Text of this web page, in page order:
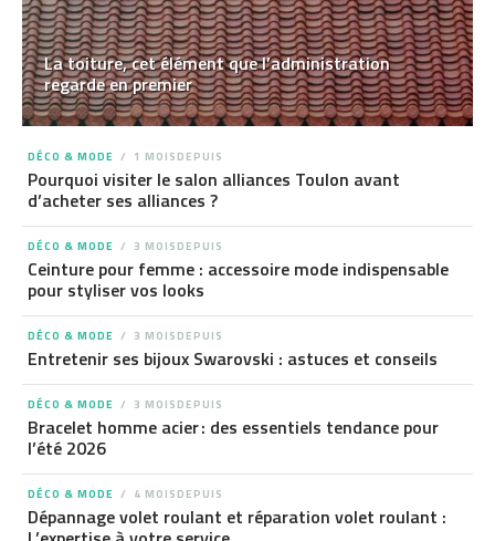
La toiture, cet élément que l’administration
regarde en premier
DÉCO & MODE 1 MOISDEPUIS
Pourquoi visiter le salon alliances Toulon avant
d’acheter ses alliances ?
DÉCO & MODE 3 MOISDEPUIS
Ceinture pour femme : accessoire mode indispensable
pour styliser vos looks
DÉCO & MODE 3 MOISDEPUIS
Entretenir ses bijoux Swarovski : astuces et conseils
DÉCO & MODE 3 MOISDEPUIS
Bracelet homme acier : des essentiels tendance pour
l’été 2026
DÉCO & MODE 4 MOISDEPUIS
Dépannage volet roulant et réparation volet roulant :